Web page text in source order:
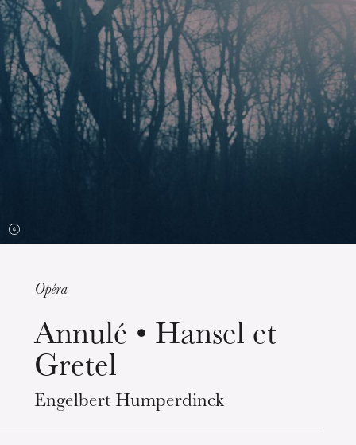
mercredi 19 août 2026
Opéra
Annulé • Hansel et
Gretel
Engelbert Humperdinck